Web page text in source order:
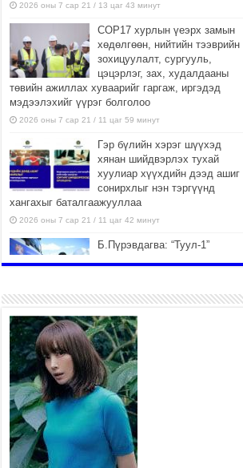
2026 оны 7 сар 21 / 13 цаг 43 минут
COP17 хурлын үеэрх замын
хөдөлгөөн, нийтийн тээврийн
зохицуулалт, сургууль,
цэцэрлэг, зах, худалдааны
төвийн ажиллах хуваарийг гаргаж, иргэдэд
мэдээлэхийг үүрэг болголоо
2026 оны 7 сар 21 / 11 цаг 59 минут
Гэр бүлийн хэрэг шүүхэд
хянан шийдвэрлэх тухай
хуулиар хүүхдийн дээд ашиг
сонирхлыг нэн тэргүүнд
хангахыг баталгаажууллаа
2026 оны 7 сар 21 / 11 цаг 42 минут
Б.Пүрэвдагва: “Туул-1”
2026 оны 7 сар 21 / 10 цаг 15 минут
НИЙСЛЭЛ, АЙМГИЙН
УДИРДЛАГУУДЫН АЖЛЫГ
ХҮНД СУРТЛЫГ БУУРУУЛЖ,
ИРГЭД, АЖ АХУЙН НЭГЖИЙН
АЧААГ ХЭРХЭН ХӨНГӨЛСНӨӨР ДҮГНЭНЭ
2026 оны 7 сар 21 / 10 цаг 09 минут
Байнгын хорооны дарга
М.Мандхай Цөлжилттэй
тэмцэх тухай НҮБ-ын